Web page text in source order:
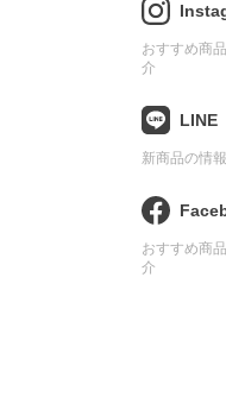
おすすめ商
介
LINE
新商品の情
おすすめ商
介